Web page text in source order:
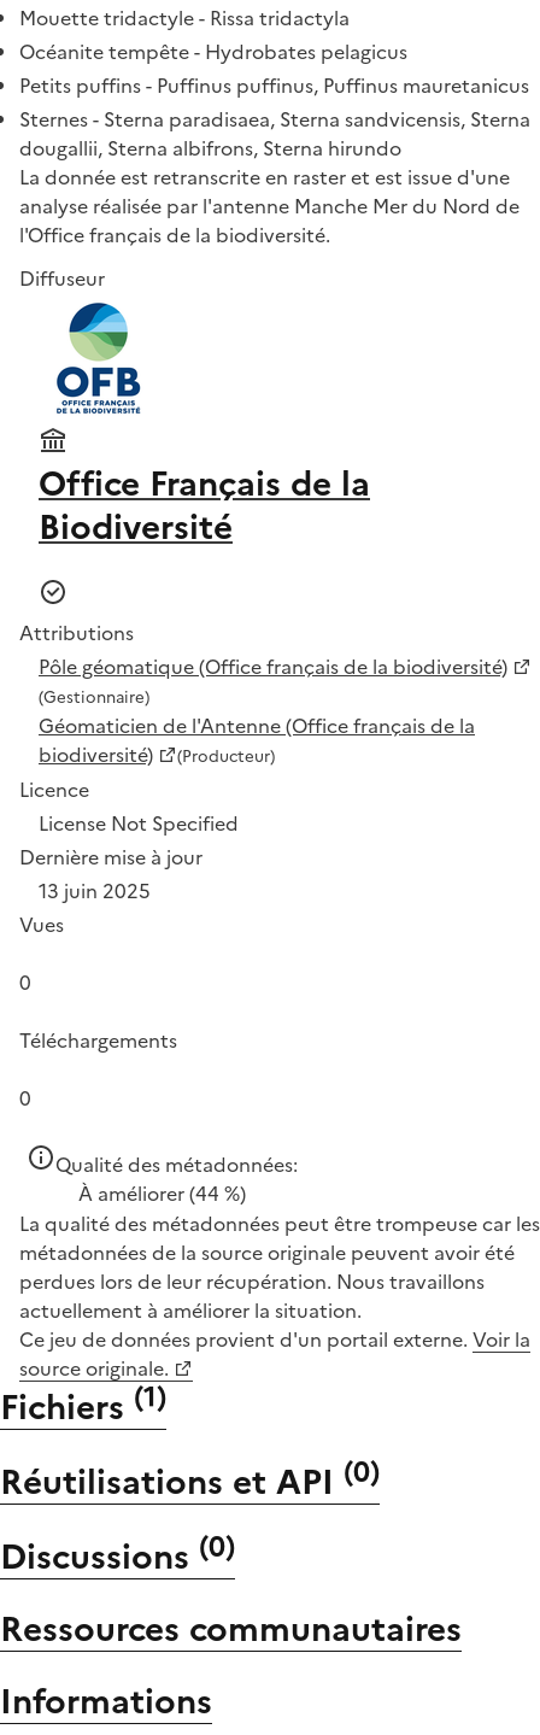
Mouette tridactyle - Rissa tridactyla
Océanite tempête - Hydrobates pelagicus
Petits puffins - Puffinus puffinus, Puffinus mauretanicus
Sternes - Sterna paradisaea, Sterna sandvicensis, Sterna
dougallii, Sterna albifrons, Sterna hirundo
La donnée est retranscrite en raster et est issue d'une
analyse réalisée par l'antenne Manche Mer du Nord de
l'Office français de la biodiversité.
Diffuseur
Office Français de la
Biodiversité
Attributions
Pôle géomatique (Office français de la biodiversité)
(Gestionnaire)
Géomaticien de l'Antenne (Office français de la
biodiversité)
(Producteur)
Licence
License Not Specified
Dernière mise à jour
13 juin 2025
Vues
0
Téléchargements
0
Qualité des métadonnées:
À améliorer(44 %)
La qualité des métadonnées peut être trompeuse car les
métadonnées de la source originale peuvent avoir été
perdues lors de leur récupération. Nous travaillons
actuellement à améliorer la situation.
Ce jeu de données provient d'un portail externe. Voir la
source originale.
Fichiers (1)
Réutilisations et API (0)
Discussions (0)
Ressources communautaires
Informations